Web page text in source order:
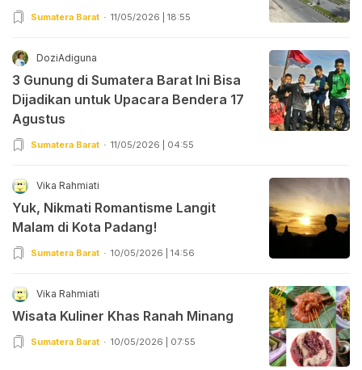
Sumatera Barat 11/05/2026 | 18:55
DoziAdiguna
3 Gunung di Sumatera Barat Ini Bisa
Dijadikan untuk Upacara Bendera 17
Agustus
Sumatera Barat 11/05/2026 | 04:55
Vika Rahmiati
Yuk, Nikmati Romantisme Langit
Malam di Kota Padang!
Sumatera Barat 10/05/2026 | 14:56
Vika Rahmiati
Wisata Kuliner Khas Ranah Minang
Sumatera Barat 10/05/2026 | 07:55